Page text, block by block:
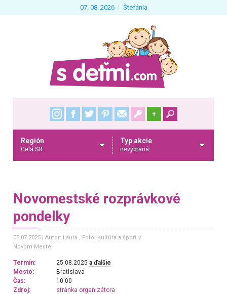
07. 08. 2026 Štefánia
+
Región
Celá SR
Typ akcie
nevybraná
Novomestské rozprávkové
pondelky
05.07.2025 Autor: Laura , Foto: Kultúra a šport v
Novom Meste
Termín: 25.08.2025a ďalšie
Mesto:
Bratislava
Čas:
10.00
Zdroj:
stránka organizátora